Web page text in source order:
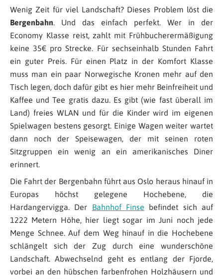
Wenig Zeit für viel Landschaft? Dieses Problem löst die
Bergenbahn. Und das einfach perfekt. Wer in der
Economy Klasse reist, zahlt mit Frühbucherermäßigung
keine 35€ pro Strecke. Für sechseinhalb Stunden Fahrt
ein guter Preis. Für einen Platz in der Komfort Klasse
muss man ein paar Norwegische Kronen mehr auf den
Tisch legen, doch dafür gibt es hier mehr Beinfreiheit und
Kaffee und Tee gratis dazu. Es gibt (wie fast überall im
Land) freies WLAN und für die Kinder wird im eigenen
Spielwagen bestens gesorgt. Einige Wagen weiter wartet
dann noch der Speisewagen, der mit seinen roten
Sitzgruppen ein wenig an ein amerikanisches Diner
erinnert.
Die Fahrt der Bergenbahn führt aus Oslo heraus hinauf in
Europas höchst gelegene Hochebene, die
Hardangervigga. Der Bahnhof Finse befindet sich auf
1222 Metern Höhe, hier liegt sogar im Juni noch jede
Menge Schnee. Auf dem Weg hinauf in die Hochebene
schlängelt sich der Zug durch eine wunderschöne
Landschaft. Abwechselnd geht es entlang der Fjorde,
vorbei an den hübschen farbenfrohen Holzhäusern und